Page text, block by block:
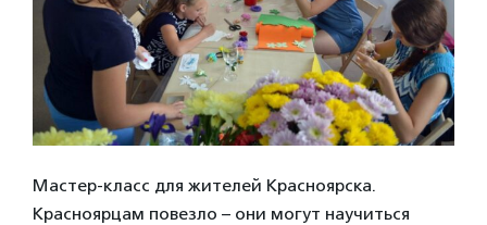
Мастер-класс для жителей Красноярска.
Красноярцам повезло – они могут научиться